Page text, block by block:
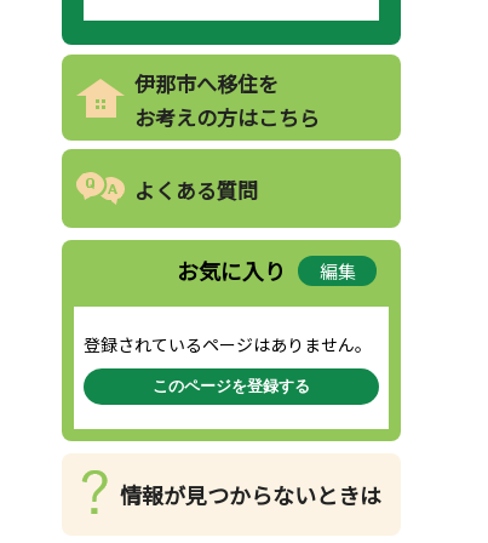
伊那市へ移住を
お考えの方はこちら
よくある質問
お気に入り 編集
登録されているページはありません。
このページを登録する
情報が見つからないときは